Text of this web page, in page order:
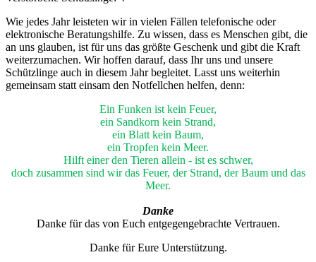
Wie jedes Jahr leisteten wir in vielen Fällen telefonische oder
elektronische Beratungshilfe. Zu wissen, dass es Menschen gibt, die
an uns glauben, ist für uns das größte Geschenk und gibt die Kraft
weiterzumachen. Wir hoffen darauf, dass Ihr uns und unsere
Schützlinge auch in diesem Jahr begleitet. Lasst uns weiterhin
gemeinsam statt einsam den Notfellchen helfen, denn:
Ein Funken ist kein Feuer,
ein Sandkorn kein Strand,
ein Blatt kein Baum,
ein Tropfen kein Meer.
Hilft einer den Tieren allein - ist es schwer,
doch zusammen sind wir das Feuer, der Strand, der Baum und das
Meer.
Danke
Danke für das von Euch entgegengebrachte Vertrauen.
Danke für Eure Unterstützung.